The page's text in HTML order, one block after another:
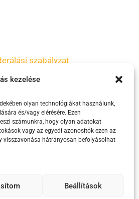
kezelése
olyan technológiákat használunk,
és/vagy elérésére. Ezen
számunkra, hogy olyan adatokat
vagy az egyedi azonosítók ezen az
visszavonása hátrányosan befolyásolhat
Beállítások
szabályzat